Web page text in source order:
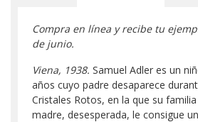
Compra en línea y recibe tu
de junio.
Viena, 1938. Samuel Adler es un
años cuyo padre desaparece
Cristales Rotos, en la que su
madre, desesperada, le consigue